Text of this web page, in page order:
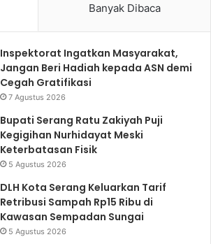
m
n
a
u
t
y
Banyak Dibaca
Inspektorat Ingatkan Masyarakat,
Jangan Beri Hadiah kepada ASN demi
Cegah Gratifikasi
7 Agustus 2026
Bupati Serang Ratu Zakiyah Puji
Kegigihan Nurhidayat Meski
Keterbatasan Fisik
5 Agustus 2026
DLH Kota Serang Keluarkan Tarif
Retribusi Sampah Rp15 Ribu di
Kawasan Sempadan Sungai
5 Agustus 2026